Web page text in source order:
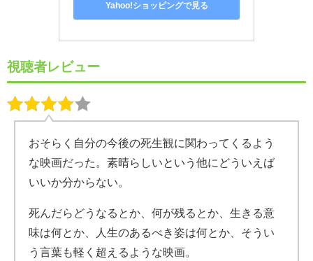
Yahoo!ショッピングで見る
視聴者レビュー
おそらく自分の今後の死生観に関わってくるよう
な映画だった。素晴らしいという他にどういえば
いいか分からない。
死んだらどうなるとか、何が残るとか、生きる意
味は何とか、人生のあるべき姿は何とか、そうい
う言葉も軽く超えるような映画。